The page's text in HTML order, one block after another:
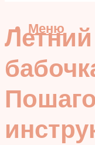
Меню